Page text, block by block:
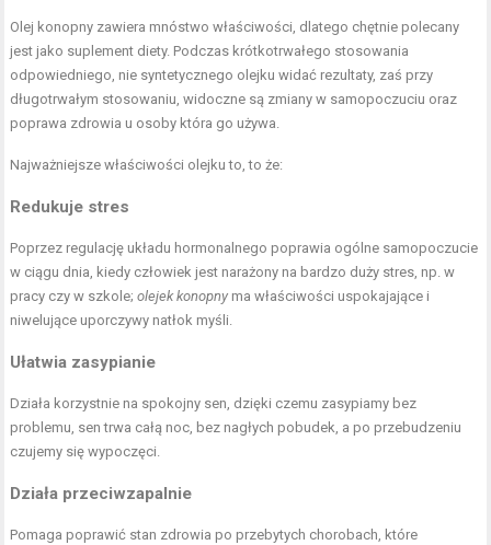
Olej konopny zawiera mnóstwo właściwości, dlatego chętnie polecany
jest jako suplement diety. Podczas krótkotrwałego stosowania
odpowiedniego, nie syntetycznego olejku widać rezultaty, zaś przy
długotrwałym stosowaniu, widoczne są zmiany w samopoczuciu oraz
poprawa zdrowia u osoby która go używa.
Najważniejsze właściwości olejku to, to że:
Redukuje stres
Poprzez regulację układu hormonalnego poprawia ogólne samopoczucie
w ciągu dnia, kiedy człowiek jest narażony na bardzo duży stres, np. w
pracy czy w szkole;olejek konopny ma właściwości uspokajające i
niwelujące uporczywy natłok myśli.
Ułatwia zasypianie
Działa korzystnie na spokojny sen, dzięki czemu zasypiamy bez
problemu, sen trwa całą noc, bez nagłych pobudek, a po przebudzeniu
czujemy się wypoczęci.
Działa przeciwzapalnie
Pomaga poprawić stan zdrowia po przebytych chorobach, które